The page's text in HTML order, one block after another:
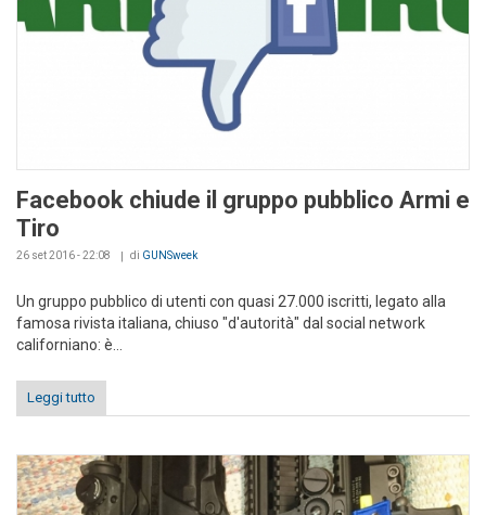
Facebook chiude il gruppo pubblico Armi e
Tiro
26 set 2016 - 22:08 di GUNSweek
Un gruppo pubblico di utenti con quasi 27.000 iscritti, legato alla
famosa rivista italiana, chiuso "d'autorità" dal social network
californiano: è...
Leggi tutto